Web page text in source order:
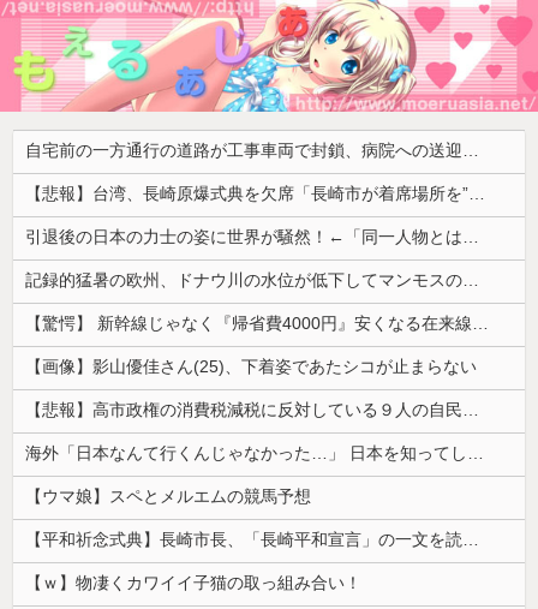
自宅前の一方通行の道路が工事車両で封鎖、病院への送迎のために車をどかして欲しいと作業スタッフに頼むと……
【悲報】台湾、長崎原爆式典を欠席「長崎市が着席場所を”外交団エリア外にあえて配置”した！」 → ﾈｯﾄ「核を持つ中国に屈指した！」「失礼すぎ」「台湾は筋通した！」ｗｗｗｗｗ
引退後の日本の力士の姿に世界が騒然！←「同一人物とは思えない！」（海外の反応）
記録的猛暑の欧州、ドナウ川の水位が低下してマンモスの骨や沈没したドイツ軍の戦艦が出現
【驚愕】 新幹線じゃなく『帰省費4000円』安くなる在来線で帰省した結果ｗｗｗｗｗ
【画像】影山優佳さん(25)、下着姿であたシコが止まらない
【悲報】高市政権の消費税減税に反対している９人の自民党議員が全て判明！！！！ やっぱりコイツラかｗｗｗｗｗ
海外「日本なんて行くんじゃなかった…」 日本を知ってしまったディズニー信者、帰国後『本家』に失望する事態に
【ウマ娘】スペとメルエムの競馬予想
【平和祈念式典】長崎市長、「長崎平和宣言」の一文を読み飛ばす 「NPTの義務を履行し、核軍縮に向け着実に前進することを求めます」
【ｗ】物凄くカワイイ子猫の取っ組み合い！